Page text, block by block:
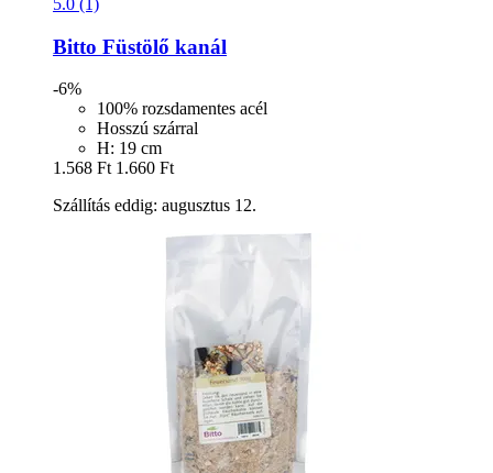
Bitto Füstölő kanál
-6%
100% rozsdamentes acél
Hosszú szárral
H: 19 cm
1.568 Ft 1.660 Ft
Szállítás eddig: augusztus 12.